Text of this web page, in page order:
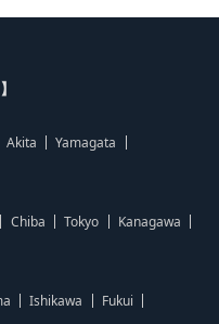
Akita
Yamagata
Chiba Tokyo
Kanagawa
Ishikawa
Fukui